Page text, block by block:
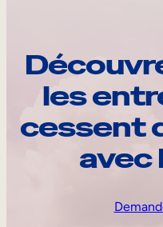
les
cessent
avec